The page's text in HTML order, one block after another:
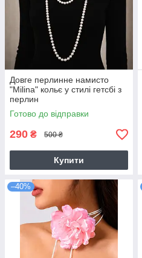
Довге перлинне намисто
"Milina" кольє у стилі гетсбі з
перлин
Готово до відправки
290 ₴ 500 ₴
Купити
–40%